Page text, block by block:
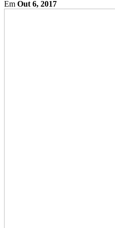
Em Out 6, 2017